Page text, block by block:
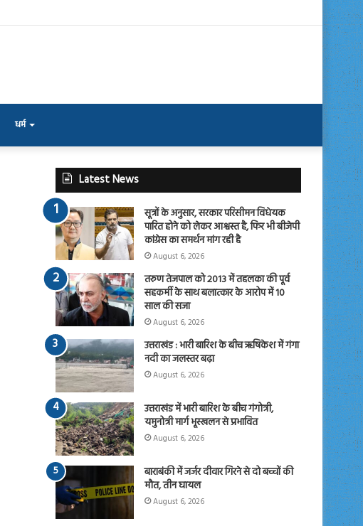
धर्म
Latest News
सूत्रों के अनुसार, सरकार परिसीमन विधेयक
पारित होने को लेकर आश्वस्त है, फिर भी बीजेपी
कांग्रेस का समर्थन मांग रही है
August 6, 2026
तरुण तेजपाल को 2013 में तहलका की पूर्व
सहकर्मी के साथ बलात्कार के आरोप में 10
साल की सजा
August 6, 2026
उत्तराखंड : भारी बारिश के बीच ऋषिकेश में गंगा
नदी का जलस्तर बढ़ा
August 6, 2026
उत्तराखंड में भारी बारिश के बीच गंगोत्री,
यमुनोत्री मार्ग भूस्खलन से प्रभावित
August 6, 2026
बाराबंकी में जर्जर दीवार गिरने से दो बच्चों की
मौत, तीन घायल
August 6, 2026